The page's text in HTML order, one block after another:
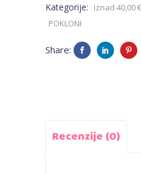
Kategorije: Iznad 40,00 €
POKLONI
Share:
Recenzije (0)